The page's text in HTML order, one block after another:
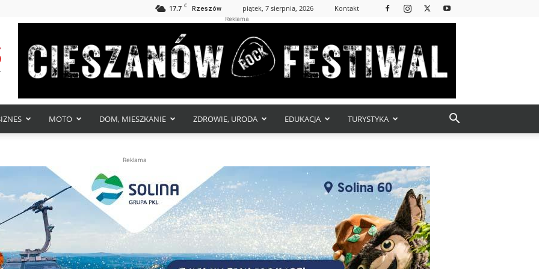
17.7 C Rzeszów piątek, 7 sierpnia, 2026 Kontakt
Reklama
MOTO DOM, MIESZKANIE ZDROWIE, URODA EDUKACJA TURYSTYKA
Reklama